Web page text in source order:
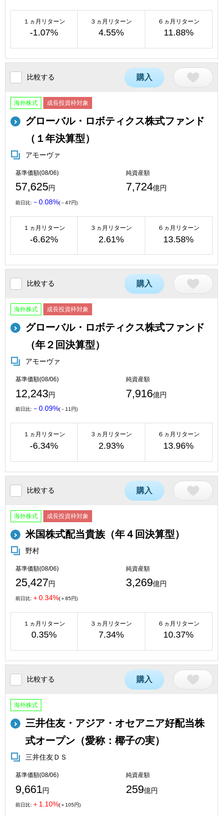
１ヵ月リターン
-1.07%
３ヵ月リターン
4.55%
６ヵ月リターン
11.88%
比較する 購入
海外株式 成長投資枠対象
グローバル・ロボティクス株式ファンド
（１年決算型）
アモーヴァ
基準価額(08/06)
57,625円
純資産額
7,724億円
前日比: －0.08%(－47円)
１ヵ月リターン
-6.62%
３ヵ月リターン
2.61%
６ヵ月リターン
13.58%
比較する 購入
海外株式 成長投資枠対象
グローバル・ロボティクス株式ファンド
（年２回決算型）
アモーヴァ
基準価額(08/06)
12,243円
純資産額
7,916億円
前日比: －0.09%(－11円)
１ヵ月リターン
-6.34%
３ヵ月リターン
2.93%
６ヵ月リターン
13.96%
比較する 購入
海外株式 成長投資枠対象
米国株式配当貴族（年４回決算型）
野村
基準価額(08/06)
25,427円
純資産額
3,269億円
前日比: ＋0.34%(＋85円)
１ヵ月リターン
0.35%
３ヵ月リターン
7.34%
６ヵ月リターン
10.37%
比較する 購入
海外株式
三井住友・アジア・オセアニア好配当株
式オープン（愛称：椰子の実）
三井住友ＤＳ
基準価額(08/06)
9,661円
純資産額
259億円
前日比: ＋1.10%(＋105円)